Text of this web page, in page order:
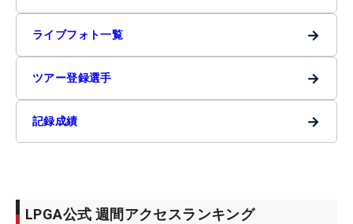
ライブフォト一覧 →
ツアー登録選手 →
記録成績 →
LPGA公式 週間アクセスランキング